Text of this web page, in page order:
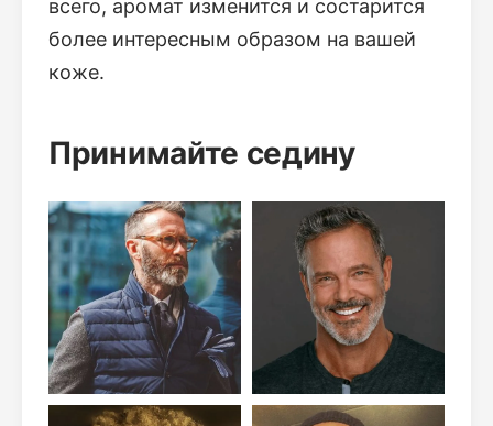
всего, аромат изменится и состарится
более интересным образом на вашей
коже.
Принимайте седину